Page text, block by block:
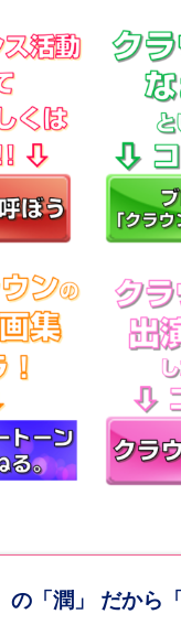
の「潤」 だから「